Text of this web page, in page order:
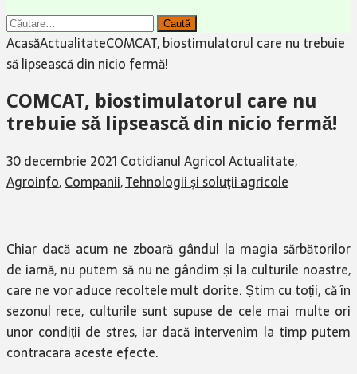
Caută
după:
AcasăActualitateCOMCAT, biostimulatorul care nu trebuie
să lipsească din nicio fermă!
COMCAT, biostimulatorul care nu
trebuie să lipsească din nicio fermă!
30 decembrie 2021 Cotidianul AgricolActualitate,
Agroinfo,Companii,Tehnologii şi soluţii agricole
Chiar dacă acum ne zboară gândul la magia sărbătorilor
de iarnă, nu putem să nu ne gândim și la culturile noastre,
care ne vor aduce recoltele mult dorite. Știm cu toții, că în
sezonul rece, culturile sunt supuse de cele mai multe ori
unor condiții de stres, iar dacă intervenim la timp putem
contracara aceste efecte.